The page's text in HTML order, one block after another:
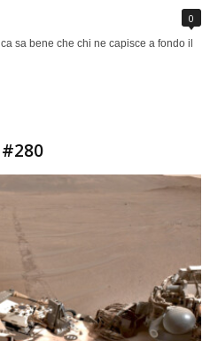
0
sa bene che chi ne capisce a fondo il